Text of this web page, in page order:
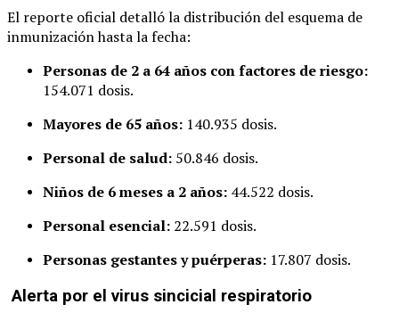
El reporte oficial detalló la distribución del esquema de
inmunización hasta la fecha:
Personas de 2 a 64 años con factores de riesgo:
154.071 dosis.
Mayores de 65 años: 140.935 dosis.
Personal de salud: 50.846 dosis.
Niños de 6 meses a 2 años: 44.522 dosis.
Personal esencial: 22.591 dosis.
Personas gestantes y puérperas: 17.807 dosis.
Alerta por el virus sincicial respiratorio